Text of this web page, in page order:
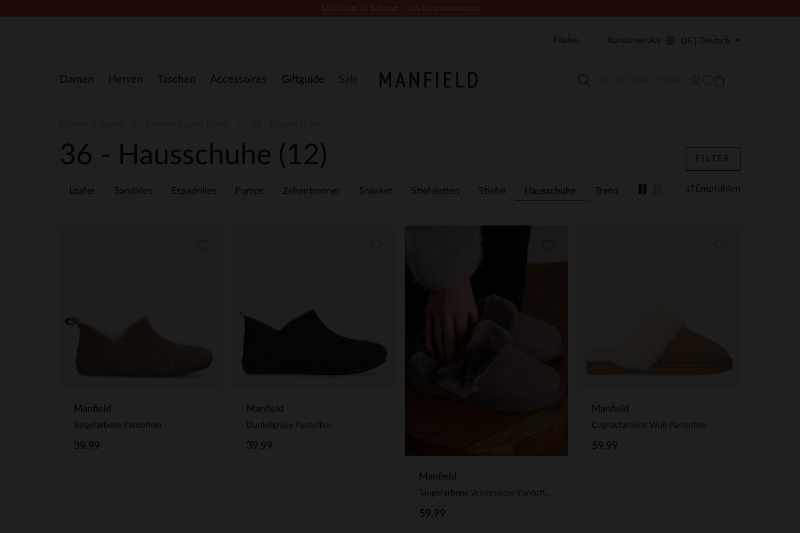
Damen Herren Taschen Accessoires Giftguide Sale
Filialen Kundenservice DE | Deutsch
36 - Hausschuhe (12)
Loafer Sandalen Espadrilles Pumps Zehentrenner Sneaker Stiefeletten Stiefel Hausschuhe Trend
FILTER
Empfohlen
Manfield
Beigefarbene Pantoffeln
39.99
Manfield
Dunkelgraue Pantoffeln
39.99
Manfield
59.99
Manfield
Cognacfarbene Woll-Pantoffeln
59.99